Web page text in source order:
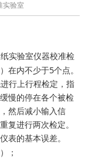
实验室
实验室仪器校准检
在内不少于5个点。
行上行程检定，指
慢的停在各个被检
然后减小输入信
复进行两次检定。
表的基本误差。
；